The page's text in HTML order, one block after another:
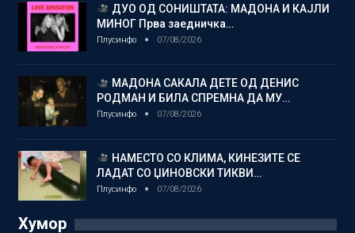
ДУО ОД СОНИШТАТА: МАДОНА И КАЈЛИ
МИНОГ Прва заедничка…
Плусинфо 07/08/2026
МАДОНА САКАЛА ДЕТЕ ОД ДЕНИС
РОДМАН И БИЛА СПРЕМНА ДА МУ…
Плусинфо 07/08/2026
НАМЕСТО СО КЛИМА, КИНЕЗИТЕ СЕ
ЛАДАТ СО ЏИНОВСКИ ТИКВИ…
Плусинфо 07/08/2026
Хумор